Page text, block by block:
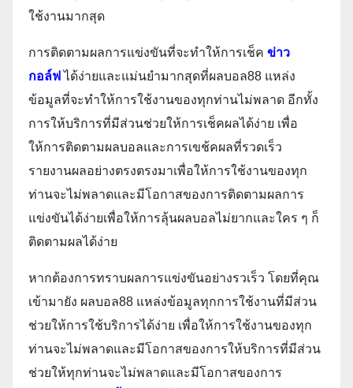
ใช้งานมากสุด
การติดตามผลการแข่งขันที่จะทำให้การเช็ค ข่าว
กอล์ฟ ได้ง่ายและแม่นยำมากสุดที่ผลบอล88 แหล่ง
ข้อมูลที่จะทำให้การใช้งานของทุกท่านไม่พลาด อีกทั้ง
การให้บริการที่มีส่วนช่วยให้การเช็คผลได้ง่าย เพื่อ
ให้การติดตามผลบอลและการเขช้คผลที่รวดเร็ว
รายงานผลอย่างตรงตรงมาเพื่อให้การใช้งานของทุก
ท่านจะไม่พลาดและมีโอกาสของการติดตามผลการ
แข่งขันได้ง่ายเพื่อให้การลุ้นผลบอลไม่ยากและใคร ๆ ก็
ติดตามผลได้ง่าย
หากต้องการทราบผลการแข่งขันอย่างรวเร็ว โดยที่คุณ
เข้ามายัง ผลบอล88 แหล่งข้อมูลทุกการใช้งานที่มีส่วน
ช่วยให้การใช้บริการได้ง่าย เพื่อให้การใช้งานของทุก
ท่านจะไม่พลาดและมีโอกาสของการให้บริการที่มีส่วน
ช่วยให้ทุกท่านจะไม่พลาดและมีโอกาสของการ